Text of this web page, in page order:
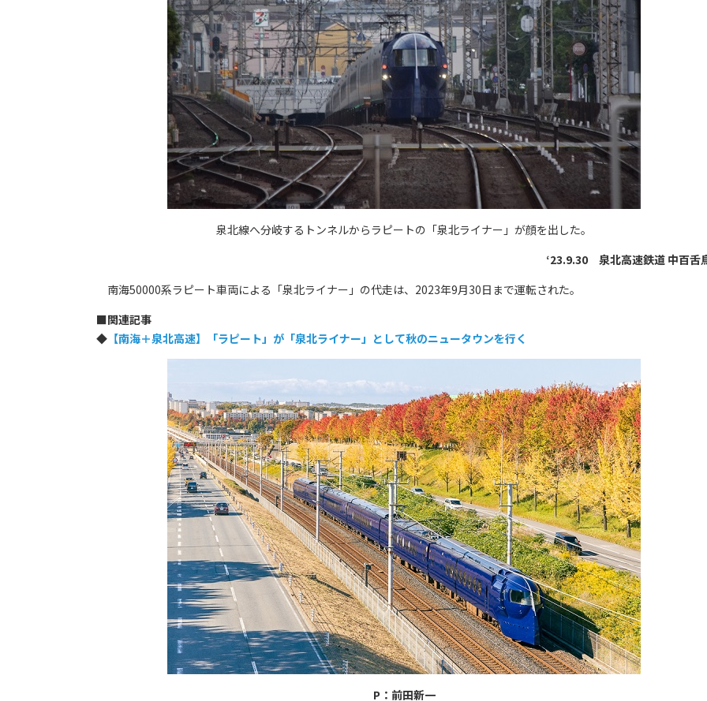
泉北線へ分岐するトンネルからラピートの「泉北ライナー」が顔を出した。
‘23.9.30 泉北高速鉄道 中百舌
南海50000系ラピート車両による「泉北ライナー」の代走は、2023年9月30日まで運転された。
■関連記事
◆ 【南海＋泉北高速】「ラピート」が「泉北ライナー」として秋のニュータウンを行く
P：前田新一